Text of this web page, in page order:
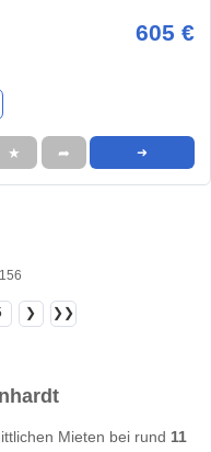
605 €
★ ➦ ➜
❯ ❯❯
Mieten bei rund 11